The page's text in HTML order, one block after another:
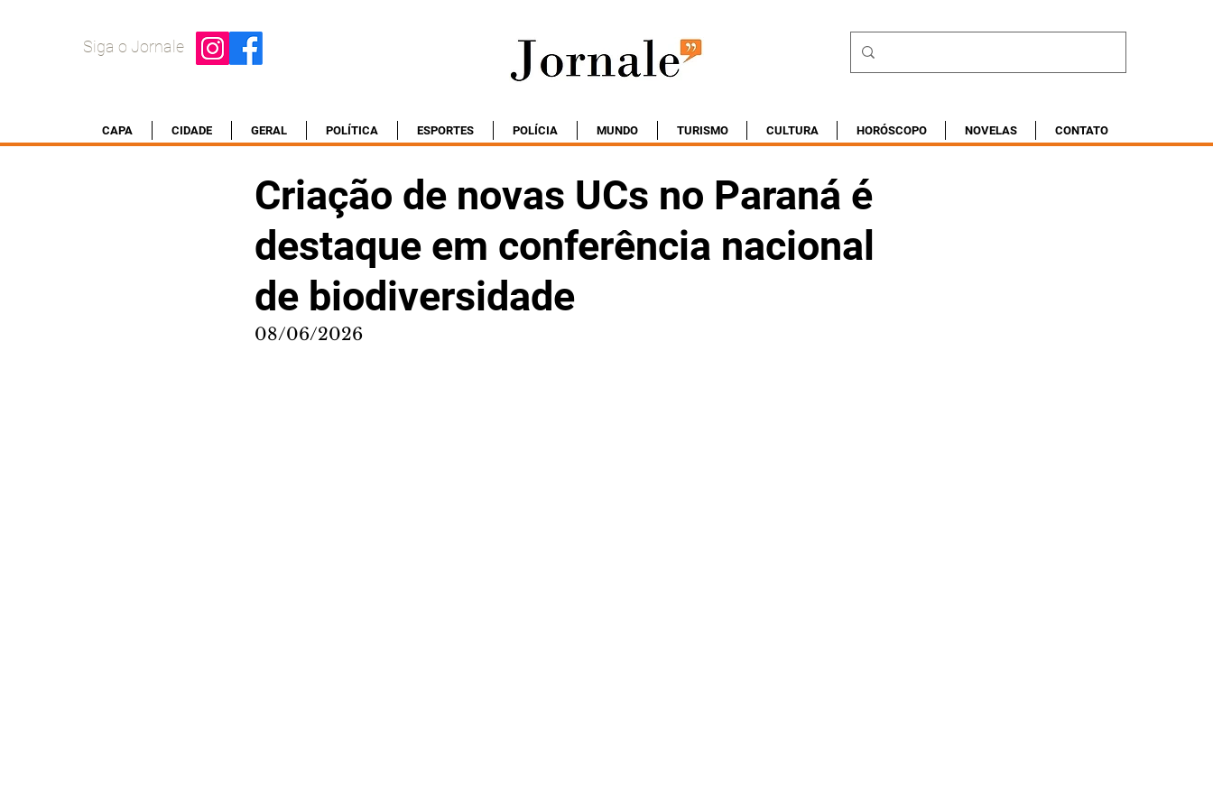
Siga o Jornale
CAPA CIDADE GERAL POLÍTICA ESPORTES POLÍCIA MUNDO TURISMO CULTURA HORÓSCOPO NOVELAS CONTATO
Criação de novas UCs no Paraná é
destaque em conferência nacional
de biodiversidade
08/06/2026